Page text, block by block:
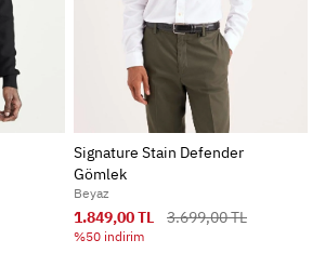
Signature Stain Defender
Gömlek
Beyaz
3.699,00 TL
1.849,00 TL
%50 indirim